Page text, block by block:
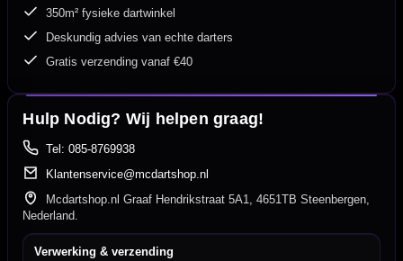
350m² fysieke dartwinkel
Deskundig advies van echte darters
Gratis verzending vanaf €40
Hulp Nodig? Wij helpen graag!
Tel: 085-8769938
Klantenservice@mcdartshop.nl
Mcdartshop.nl Graaf Hendrikstraat 5A1, 4651TB Steenbergen,
Nederland.
Verwerking & verzending